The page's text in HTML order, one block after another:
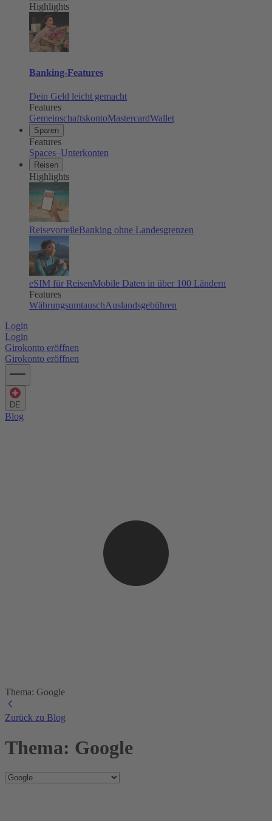
Highlights
Banking-Features
Dein Geld leicht gemacht
Features
GemeinschaftskontoMastercardWallet
Sparen
Features
Spaces–Unterkonten
Reisen
Highlights
ReisevorteileBanking ohne Landesgrenzen
eSIM für ReisenMobile Daten in über 100 Ländern
Features
WährungsumtauschAuslandsgebühren
Login
Login
Girokonto eröffnen
Girokonto eröffnen
DE
Blog
Thema: Google
Zurück zu Blog
Thema: Google